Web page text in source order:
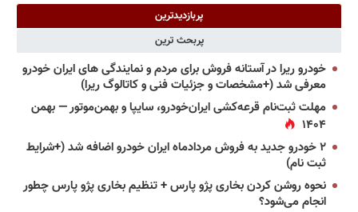
پربازدیدترین
پربحث ترین
خودرو ریرا در آستانه فروش برای مردم و نمایندگی های ایران خودرو
معرفی شد (+مشخصات و جزئیات فنی و کاتالوگ ریرا)
مهلت ثبت‌نام قرعه‌کشی ایران‌خودرو، سایپا و بهمن‌موتور — بهمن
۱۴۰۴
۲ خودرو جدید به فروش مردادماه ایران خودرو اضافه شد (+شرایط
ثبت نام)
نحوه روشن کردن بخاری پژو پارس + تنظیم بخاری پژو پارس چطور
انجام می‌شود؟